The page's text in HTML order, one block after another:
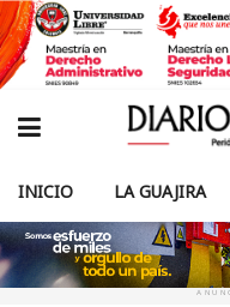
INICIO LA GUAJIRA